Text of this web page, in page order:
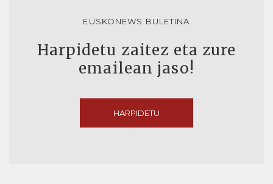
EUSKONEWS BULETINA
Harpidetu zaitez eta zure
emailean jaso!
HARPIDETU